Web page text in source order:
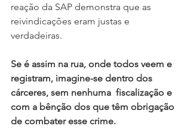
reação da SAP demonstra que as
reivindicações eram justas e
verdadeiras.
Se é assim na rua, onde todos veem e
registram, imagine-se dentro dos
cárceres, sem nenhuma  fiscalização e
com a bênção dos que têm obrigação
de combater esse crime.